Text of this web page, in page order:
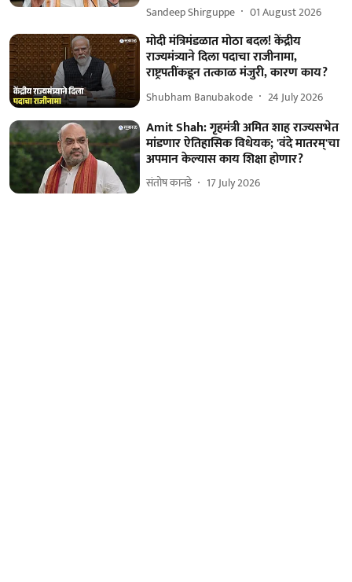
Sandeep Shirguppe 01 August 2026
मोदी मंत्रिमंडळात मोठा बदल! केंद्रीय
राज्यमंत्र्याने दिला पदाचा राजीनामा,
राष्ट्रपतींकडून तत्काळ मंजुरी, कारण काय?
Shubham Banubakode 24 July 2026
Amit Shah: गृहमंत्री अमित शाह राज्यसभेत
मांडणार ऐतिहासिक विधेयक; 'वंदे मातरम्'चा
अपमान केल्यास काय शिक्षा होणार?
संतोष कानडे 17 July 2026